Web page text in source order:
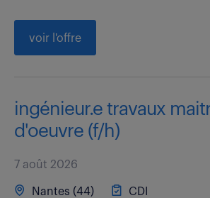
voir l'offre
ingénieur.e travaux
d'oeuvre (f/h)
7 août 2026
Nantes (44)
CDI